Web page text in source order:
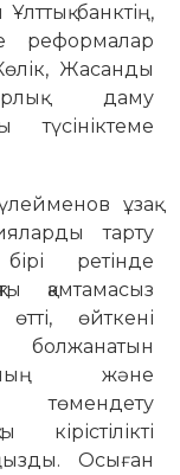
банктің,
реформалар
Жасанды
даму
түсініктеме
ұзақ
тарту
ретінде
қамтамасыз
өйткені
және
төмендету
Осыған